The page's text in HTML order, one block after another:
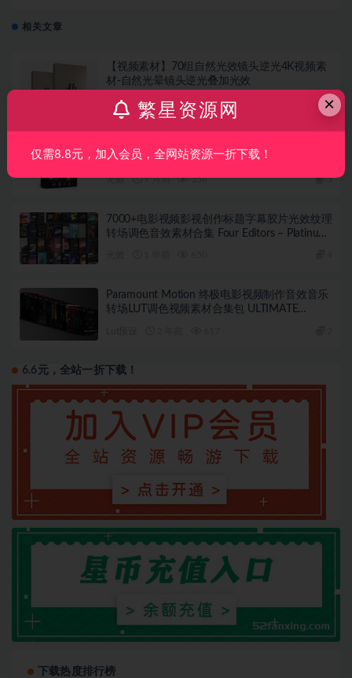
相关文章
【视频素材】70组自然光效镜头逆光4K视频素
材-自然光晕镜头逆光叠加光效
光效 6 月前 354 1
视频素材组合包
光效 7 月前 356 3
7000+电影视频影视创作标题字幕胶片光效纹理
转场调色音效素材合集 Four Editors – Platinum
Paramount Motion 终极电影视频制作音效音乐
转场LUT调色视频素材合集包 ULTIMATE
6.6元，全站一折下载！
下载热度排行榜
×
繁星资源网
仅需8.8元，加入会员，全网站资源一折下载！